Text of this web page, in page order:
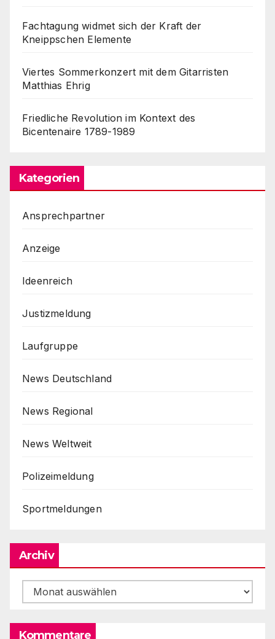
Fachtagung widmet sich der Kraft der
Kneippschen Elemente
Viertes Sommerkonzert mit dem Gitarristen
Matthias Ehrig
Friedliche Revolution im Kontext des
Bicentenaire 1789-1989
Kategorien
Ansprechpartner
Anzeige
Ideenreich
Justizmeldung
Laufgruppe
News Deutschland
News Regional
News Weltweit
Polizeimeldung
Sportmeldungen
Archiv
Archiv
Kommentare